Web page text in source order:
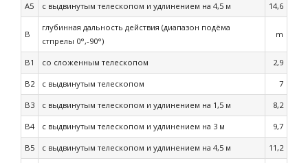
A5 с выдвинутым телескопом и удлинением на 4,5 м 14,6
B
глубинная дальность действия (диапазон подёма
стпрелы 0°,-90°)
m
B1 со сложенным телескопом 2,9
B2 с выдвинутым телескопом 7
B3 с выдвинутым телескопом и удлинением на 1,5 м 8,2
B4 с выдвинутым телескопом и удлинением на 3 м 9,7
B5 с выдвинутым телескопом и удлинением на 4,5 м 11,2